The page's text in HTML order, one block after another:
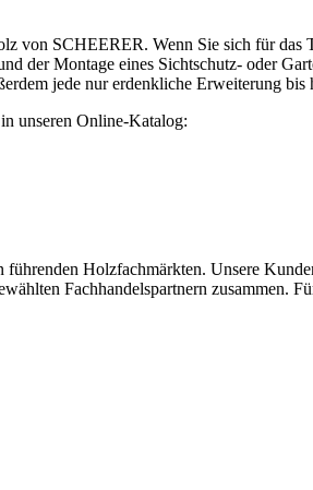
von SCHEERER. Wenn Sie sich für das
der Montage eines Sichtschutz- oder
jede nur erdenkliche Erweiterung bis
unseren Online-Katalog:
führenden Holzfachmärkten. Unsere
Fachhandelspartnern zusammen.